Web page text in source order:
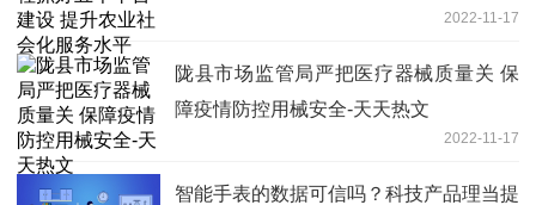
2022-11-17
陇县市场监管局严把医疗器械质量关 保
障疫情防控用械安全-天天热文
2022-11-17
智能手表的数据可信吗？科技产品理当提